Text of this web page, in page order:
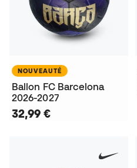
NOUVEAUTÉ
Ballon FC Barcelona
2026-2027
32,99 €